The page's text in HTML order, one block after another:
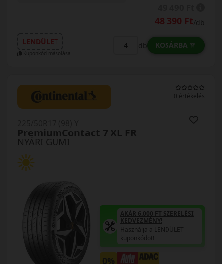
48 390 Ft/db
LENDÜLET
Kuponkód másolása
db KOSÁRBA
0 értékelés
NYÁRI GUMI
PremiumContact 7 XL FR
AKÁR 6.000 FT SZERELÉSI
KEDVEZMÉNY!
Használja a LENDÜLET
kuponkódot!
0%